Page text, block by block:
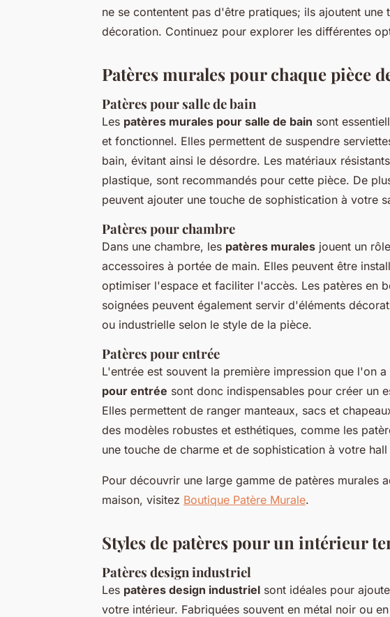
ne se contentent pas d'être pratiques; ils ajoutent
décoration. Continuez pour explorer les différentes
Patères murales pour chaque pièce
Patères pour salle de bain
Les patères murales pour salle de bain sont
et fonctionnel. Elles permettent de suspendre
bain, évitant ainsi le désordre. Les matériaux
plastique, sont recommandés pour cette pièce. De
peuvent ajouter une touche de sophistication à votre
Patères pour chambre
Dans une chambre, les patères murales jouent un
accessoires à portée de main. Elles peuvent être
optimiser l'espace et faciliter l'accès. Les patères en
soignées peuvent également servir d'éléments
ou industrielle selon le style de la pièce.
Patères pour entrée
L'entrée est souvent la première impression que l'on
pour entrée sont donc indispensables pour créer un
Elles permettent de ranger manteaux, sacs et
des modèles robustes et esthétiques, comme les
une touche de charme et de sophistication à votre
Pour découvrir une large gamme de patères murales
maison, visitez Boutique Patère Murale.
Styles de patères pour un intérieur
Patères design industriel
Les patères design industriel sont idéales pour
votre intérieur. Fabriquées souvent en métal noir ou